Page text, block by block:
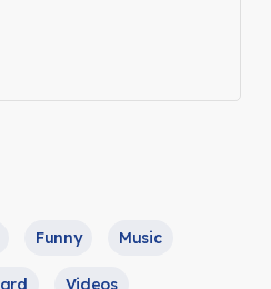
Funny Music
Videos